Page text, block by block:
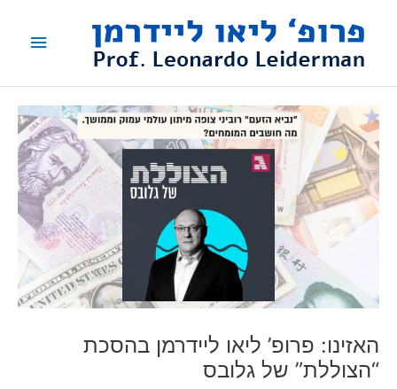
ראשי
האזינו: פרופ’ ליאו ליידרמן בהסכת
“הצוללת” של גלובס